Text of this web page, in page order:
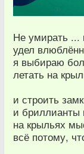
Не умирать ...
удел
я выбираю
летать на
и строить
и бриллианты
на крыльях
всё потому,